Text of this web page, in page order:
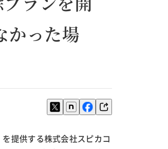
かった場
提供する株式会社スピカコ